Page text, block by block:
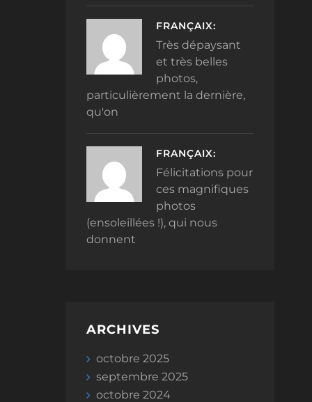
FRANÇAIX:
Très dépaysant
et très belles
photos,
particulièrement la dernière,
qu'on
FRANÇAIX:
Félicitations pour
ces magnifiques
photos
(ensoleillées !), qui nous
donnent
ARCHIVES
octobre 2025
septembre 2025
octobre 2024